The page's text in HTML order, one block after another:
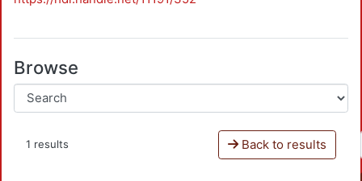
Browse
1 results Back to results